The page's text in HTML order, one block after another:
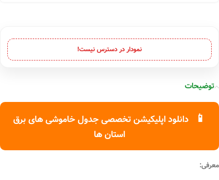
نمودار در دسترس نیست!
توضیحات
📱
دانلود اپلیکیشن تخصصی جدول خاموشی های برق
استان ها
معرفی: